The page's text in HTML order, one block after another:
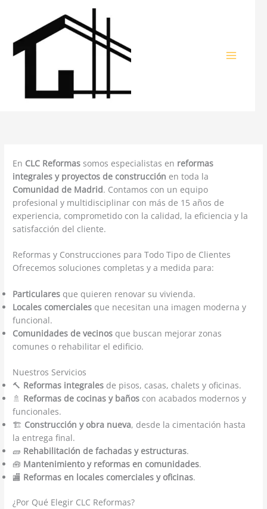
contenido
En CLC Reformas somos especialistas en reformas
integrales y proyectos de construcción en toda la
Comunidad de Madrid. Contamos con un equipo
profesional y multidisciplinar con más de 15 años de
experiencia, comprometido con la calidad, la eficiencia y la
satisfacción del cliente.
Reformas y Construcciones para Todo Tipo de Clientes
Ofrecemos soluciones completas y a medida para:
Particulares que quieren renovar su vivienda.
Locales comerciales que necesitan una imagen moderna y
funcional.
Comunidades de vecinos que buscan mejorar zonas
comunes o rehabilitar el edificio.
Nuestros Servicios
🔨 Reformas integrales de pisos, casas, chalets y oficinas.
🚿 Reformas de cocinas y baños con acabados modernos y
funcionales.
🏗️ Construcción y obra nueva, desde la cimentación hasta
la entrega final.
🧱 Rehabilitación de fachadas y estructuras.
🧰 Mantenimiento y reformas en comunidades.
🏬 Reformas en locales comerciales y oficinas.
¿Por Qué Elegir CLC Reformas?